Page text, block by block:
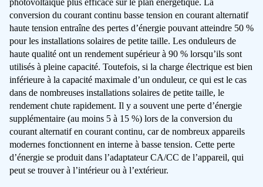
photovoltaïque plus efficace sur le plan énergétique. La
conversion du courant continu basse tension en courant alternatif
haute tension entraîne des pertes d’énergie pouvant atteindre 50 %
pour les installations solaires de petite taille. Les onduleurs de
haute qualité ont un rendement supérieur à 90 % lorsqu’ils sont
utilisés à pleine capacité. Toutefois, si la charge électrique est bien
inférieure à la capacité maximale d’un onduleur, ce qui est le cas
dans de nombreuses installations solaires de petite taille, le
rendement chute rapidement. Il y a souvent une perte d’énergie
supplémentaire (au moins 5 à 15 %) lors de la conversion du
courant alternatif en courant continu, car de nombreux appareils
modernes fonctionnent en interne à basse tension. Cette perte
d’énergie se produit dans l’adaptateur CA/CC de l’appareil, qui
peut se trouver à l’intérieur ou à l’extérieur.